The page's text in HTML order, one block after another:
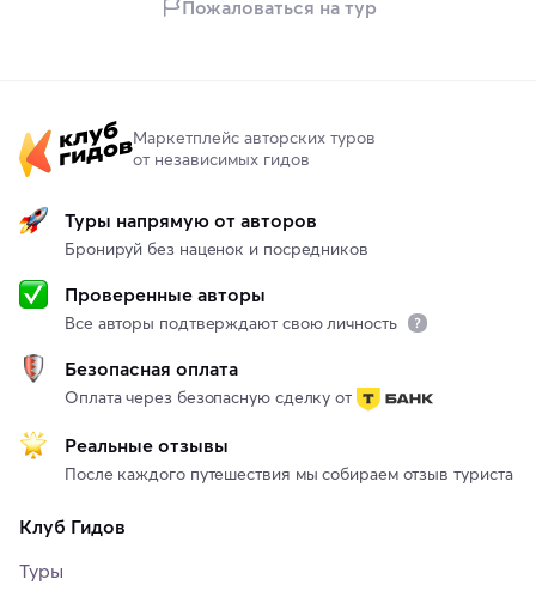
Пожаловаться на тур
Маркетплейс авторских туров
от независимых гидов
Туры напрямую от авторов
Бронируй без наценок и посредников
Проверенные авторы
Все авторы подтверждают свою личность
Безопасная оплата
Оплата через безопасную сделку от
Реальные отзывы
После каждого путешествия мы собираем отзыв туриста
Клуб Гидов
Туры